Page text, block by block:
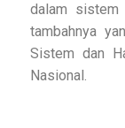
dalam sistem
tambahnya
Sistem dan
Nasional.